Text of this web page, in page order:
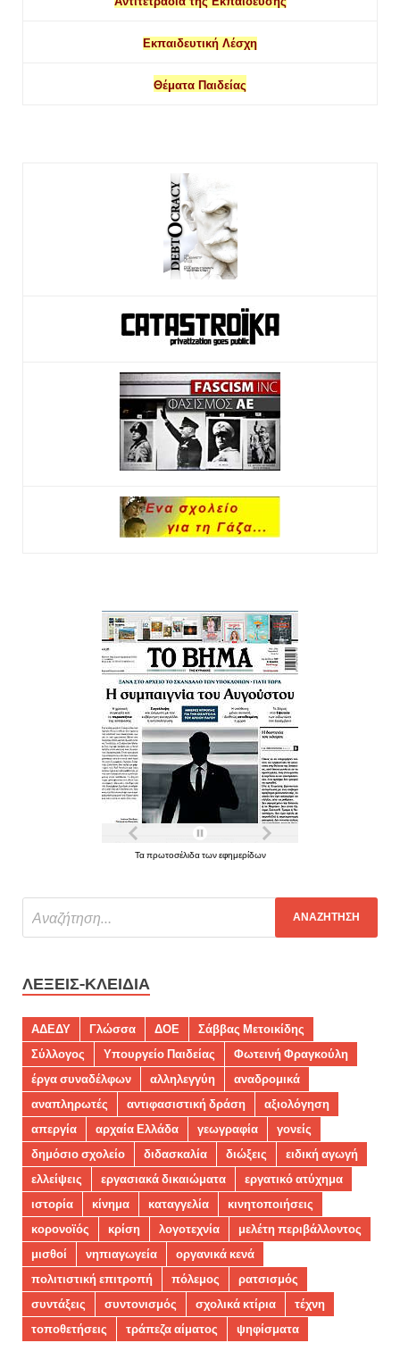
Εκπαιδευτική Λέσχη
Θέματα Παιδείας
Τα πρωτοσέλιδα των εφημερίδων
ΛΈΞΕΙΣ-ΚΛΕΙΔΙΆ
ΑΔΕΔΥ Γλώσσα ΔΟΕ
Σάββας Μετοικίδης
Σύλλογος
Υπουργείο Παιδείας
Φωτεινή Φραγκούλη
έργα συναδέλφων
αλληλεγγύη
αναδρομικά
αναπληρωτές
αντιφασιστική δράση
αξιολόγηση
απεργία
αρχαία Ελλάδα γεωγραφία
γονείς
δημόσιο σχολείο
διδασκαλία διώξεις
ειδική αγωγή
ελλείψεις
εργασιακά δικαιώματα
εργατικό ατύχημα
ιστορία
κίνημα καταγγελία
κινητοποιήσεις
κορονοϊός
κρίση λογοτεχνία
μελέτη περιβάλλοντος
μισθοί
νηπιαγωγεία
οργανικά κενά
πολιτιστική επιτροπή
πόλεμος
ρατσισμός
συντάξεις
συντονισμός σχολικά κτίρια
τέχνη
τοποθετήσεις
τράπεζα αίματος ψηφίσματα